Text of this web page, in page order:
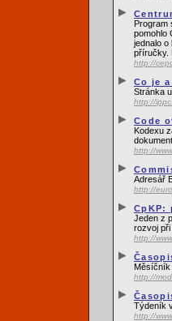
Program
pomohlo
jednalo
příručky.
http://
Co je
Stránka
http://
Code
Kodexu
http://
Adresář
http://
CpKP:
Jeden z
rozvoj
http://
Měsíčník
http://
Týdeník
http://